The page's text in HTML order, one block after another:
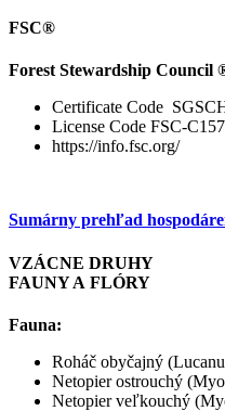
FSC®
Forest Stewardship Council
Certificate Code
License Code FSC-
https://info.fsc.org/
Sumárny prehľad
VZÁCNE DRUHY
FAUNY A FLÓRY
Fauna:
Roháč obyčajný
Netopier ostrouchý
Netopier veľkouchý